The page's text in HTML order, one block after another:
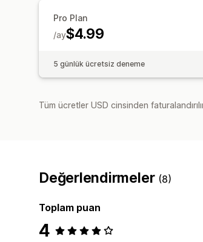
Pro Plan
$4.99
/ay
5 günlük ücretsiz deneme
Tüm ücretler USD cinsinden
Değerlendirmeler (8)
Toplam puan
4